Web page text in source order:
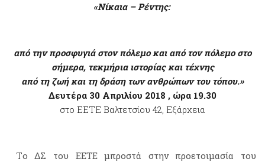
«Νίκαια – Ρέντης:
από την προσφυγιά στον πόλεμο και από τον πόλεμο στο
σήμερα, τεκμήρια ιστορίας και τέχνης
από τη ζωή και τη δράση των ανθρώπων του τόπου.»
Δευτέρα 30 Απριλίου 2018 , ώρα 19.30
στο ΕΕΤΕ Βαλτετσίου 42, Εξάρχεια
Το ΔΣ του ΕΕΤΕ μπροστά στην προετοιμασία του